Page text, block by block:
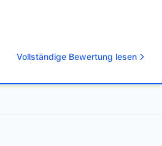
Vollständige Bewertung lesen